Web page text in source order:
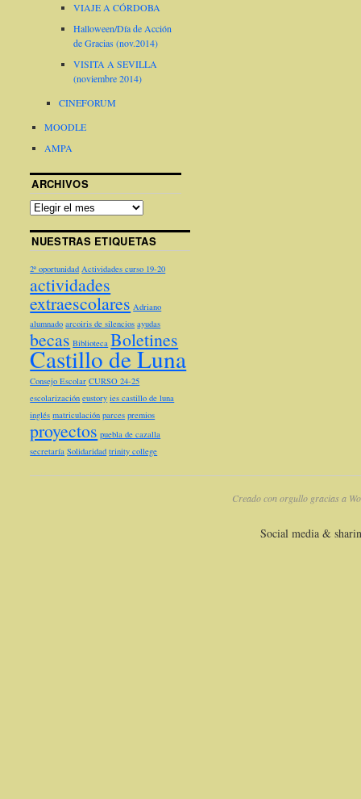
VIAJE A CÓRDOBA
Halloween/Día de Acción
de Gracias (nov.2014)
VISITA A SEVILLA
(noviembre 2014)
CINEFORUM
MOODLE
AMPA
ARCHIVOS
NUESTRAS ETIQUETAS
2ª oportunidad Actividades curso 19-20
actividades
extraescolares Adriano
alumnado arcoiris de silencios ayudas
becas Biblioteca Boletines
Castillo de Luna
Consejo Escolar CURSO 24-25
escolarización eustory ies castillo de luna
inglés matriculación parces premios
proyectos puebla de cazalla
secretaría Solidaridad trinity college
Creado con orgullo gracias a
Social media &